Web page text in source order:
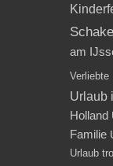
am
Verliebte
Urlaub
Holland
Familie
Urlaub